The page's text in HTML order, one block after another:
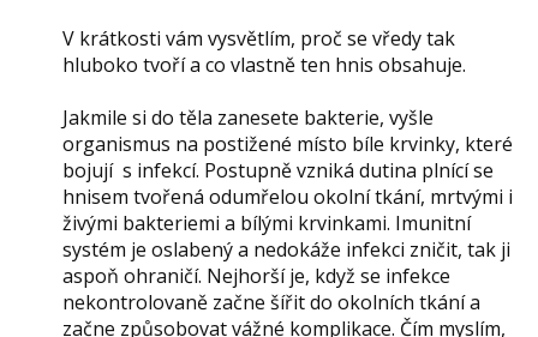
V krátkosti vám vysvětlím, proč se vředy tak
hluboko tvoří a co vlastně ten hnis obsahuje.
Jakmile si do těla zanesete bakterie, vyšle
organismus na postižené místo bíle krvinky, které
bojují s infekcí. Postupně vzniká dutina plnící se
hnisem tvořená odumřelou okolní tkání, mrtvými i
živými bakteriemi a bílými krvinkami. Imunitní
systém je oslabený a nedokáže infekci zničit, tak ji
aspoň ohraničí. Nejhorší je, když se infekce
nekontrolovaně začne šířit do okolních tkání a
začne způsobovat vážné komplikace. Čím myslím,